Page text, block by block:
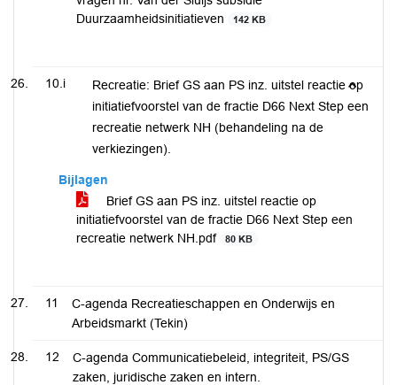
Duurzaamheidsinitiatieven
142 KB
10.i
Recreatie: Brief GS aan PS inz. uitstel reactie op
initiatiefvoorstel van de fractie D66 Next Step een
recreatie netwerk NH (behandeling na de
verkiezingen).
Bijlagen
Brief GS aan PS inz. uitstel reactie op
initiatiefvoorstel van de fractie D66 Next Step een
recreatie netwerk NH.pdf
80 KB
11
C-agenda Recreatieschappen en Onderwijs en
Arbeidsmarkt (Tekin)
12
C-agenda Communicatiebeleid, integriteit, PS/GS
zaken, juridische zaken en intern.